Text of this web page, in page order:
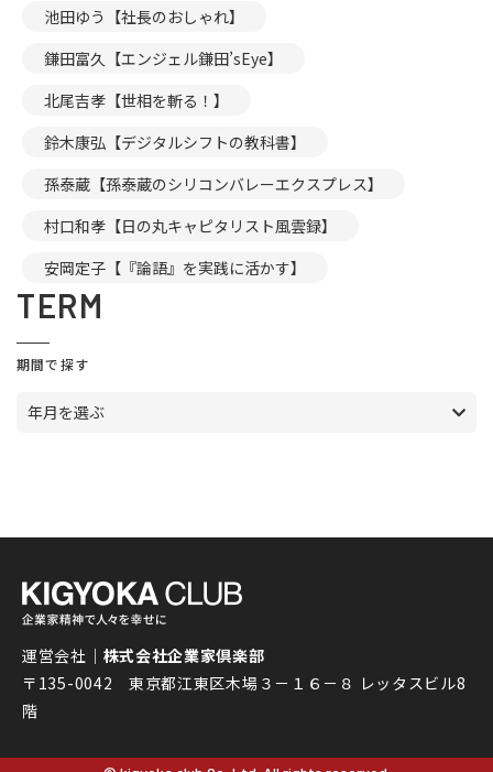
池田ゆう【社長のおしゃれ】
鎌田富久【エンジェル鎌田’sEye】
北尾吉孝【世相を斬る！】
鈴木康弘【デジタルシフトの教科書】
孫泰蔵【孫泰蔵のシリコンバレーエクスプレス】
村口和孝【日の丸キャピタリスト風雲録】
安岡定子【『論語』を実践に活かす】
TERM
期間で探す
年月を選ぶ
運営会社｜ 株式会社企業家倶楽部
〒135-0042 東京都江東区木場３－１６－８ レッタスビル8
階